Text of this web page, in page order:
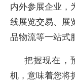
内外参展企业，
线展览交易、展
品物流等一站式
把握现在，
机，意味着您将